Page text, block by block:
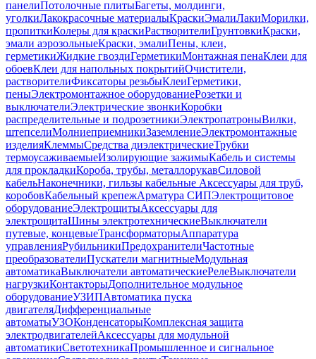
панелиПотолочные плитыБагеты, молдинги,
уголкиЛакокрасочные материалыКраскиЭмалиЛакиМорилки,
пропиткиКолеры для краскиРастворителиГрунтовкиКраски,
эмали аэрозольныеКраски, эмалиПены, клеи,
герметикиЖидкие гвоздиГерметикиМонтажная пенаКлеи для
обоевКлеи для напольных покрытийОчистители,
растворителиФиксаторы резьбыКлеиГерметики,
пеныЭлектромонтажное оборудованиеРозетки и
выключателиЭлектрические звонкиКоробки
распределительные и подрозетникиЭлектропатроныВилки,
штепселиМолниеприемникиЗаземлениеЭлектромонтажные
изделияКлеммыСредства диэлектрическиеТрубки
термоусаживаемыеИзолирующие зажимыКабель и системы
для прокладкиКороба, трубы, металлорукавСиловой
кабельНаконечники, гильзы кабельные Аксессуары для труб,
коробовКабельный крепежАрматура СИПЭлектрощитовое
оборудованиеЭлектрощитыАксессуары для
электрощитаШины электротехническиеВыключатели
путевые, концевыеТрансформаторыАппаратура
управленияРубильникиПредохранителиЧастотные
преобразователиПускатели магнитныеМодульная
автоматикаВыключатели автоматическиеРелеВыключатели
нагрузкиКонтакторыДополнительное модульное
оборудованиеУЗИПАвтоматика пуска
двигателяДифференциальные
автоматыУЗОКонденсаторыКомплексная защита
электродвигателейАксессуары для модульной
автоматикиСветотехникаПромышленное и сигнальное